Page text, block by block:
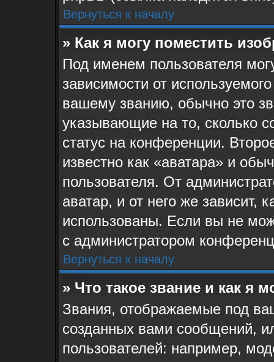
Вернуться к началу
» Как я могу поместить
Под именем пользователя
зависимости от
вашему званию, обычно это
указывающие на то, сколько
статус на конференции.
известно как «аватара» и
пользователя. От
аватар, и от него же зависит,
использованы. Если вы не
с администратором
Вернуться к началу
» Что такое звание и как я
Звания, отображаемые под
созданных вами сообщений,
пользователей: например,